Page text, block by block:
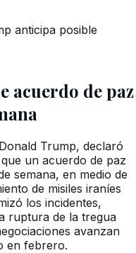
anticipa posible
acuerdo de paz
Trump, declaró
un acuerdo de paz
semana, en medio de
de misiles iraníes
los incidentes,
ruptura de la tregua
avanzan
en febrero.